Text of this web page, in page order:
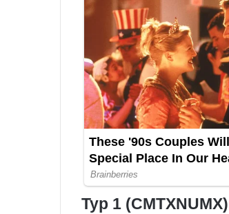
Typ 1 (CMTXNUMX)